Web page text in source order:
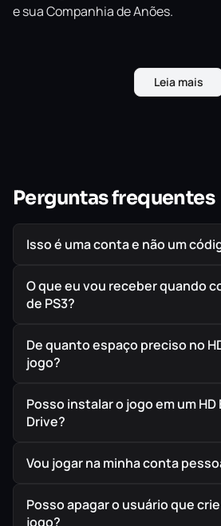
e sua Companhia de Anões.
Leia mais
Perguntas frequentes
Isso é uma conta e não um
O que eu vou receber quando
de PS3?
De quanto espaço preciso no
jogo?
Posso instalar o jogo em um
Drive?
Vou jogar na minha conta
Posso apagar o usuário que
jogo?